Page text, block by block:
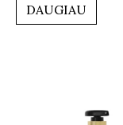
DAUGIAU